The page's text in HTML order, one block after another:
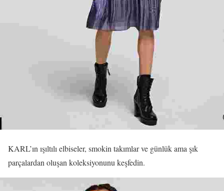
KARL’ın ışıltılı elbiseler, smokin takımlar ve günlük ama şık
parçalardan oluşan koleksiyonunu keşfedin.